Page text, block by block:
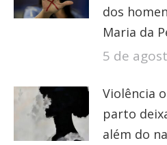
dos
Maria da
5 de
Violência
parto
além do